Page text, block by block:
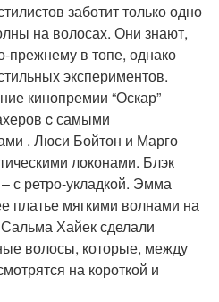
заботит только одно
на волосах. Они знают,
прежнему в топе, однако
экспериментов.
кинопремии “Оскар”
c самыми
. Люси Бойтон и Марго
локонами. Блэк
с ретро-укладкой. Эмма
платье мягкими волнами на
Хайек сделали
волосы, которые, между
на короткой и